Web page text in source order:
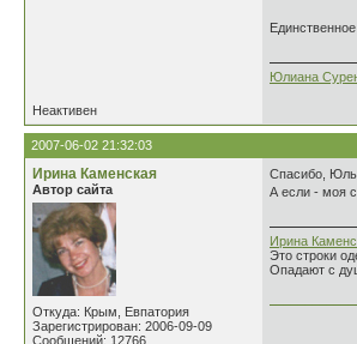
Юлиана
Неактивен
2007-06-02 21:32:03
Ирина Каменская
Автор сайта
Откуда: Крым, Евпатория
Зарегистрирован: 2006-09-09
Сообщений: 12766
Спасибо, Юль.
А если - моя
Ирина
Это строки
Опадают с